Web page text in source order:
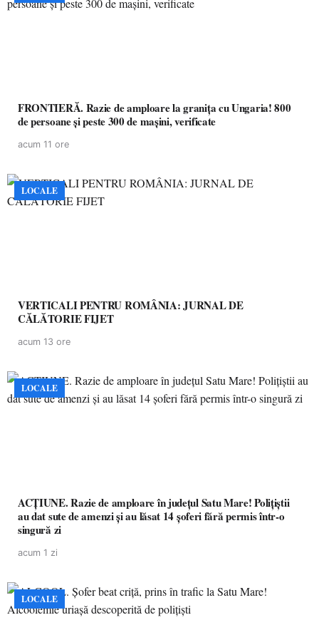
FRONTIERĂ. Razie de amploare la granița cu Ungaria! 800
de persoane și peste 300 de mașini, verificate
acum 11 ore
LOCALE
VERTICALI PENTRU ROMÂNIA: JURNAL DE
CĂLĂTORIE FIJET
acum 13 ore
LOCALE
ACȚIUNE. Razie de amploare în județul Satu Mare! Polițiștii
au dat sute de amenzi și au lăsat 14 șoferi fără permis într-o
singură zi
acum 1 zi
LOCALE